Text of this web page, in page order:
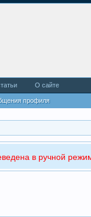
в ручной
профиля
О сайте